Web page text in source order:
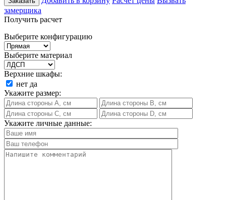
замерщика
Получить расчет
Выберите конфигурацию
Выберите материал
Верхние шкафы:
нет да
Укажите размер:
Укажите личные данные: